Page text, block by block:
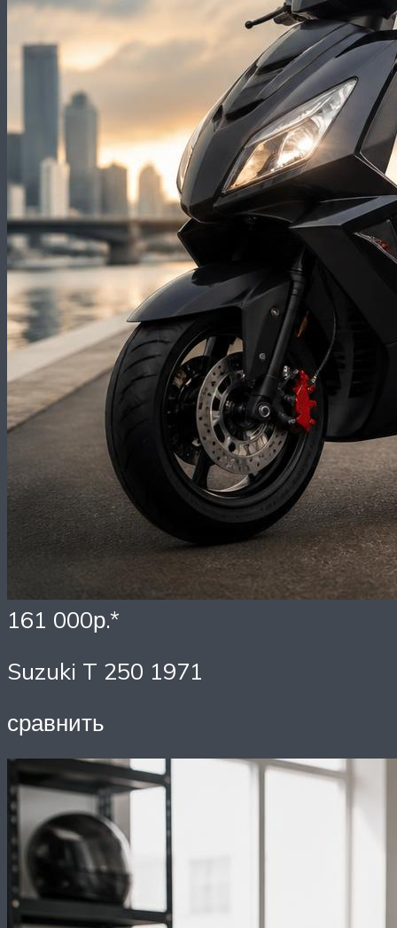
161 000р.*
Suzuki T 250 1971
сравнить